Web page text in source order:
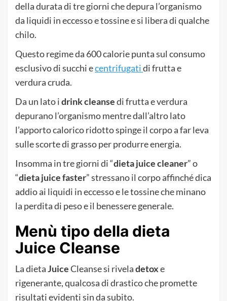
della durata di tre giorni che depura l’organismo
da liquidi in eccesso e tossine e si libera di qualche
chilo.
Questo regime da 600 calorie punta sul consumo
esclusivo di succhi ecentrifugatidi frutta e
verdura cruda.
Da un lato idrink cleansedi frutta e verdura
depurano l’organismo mentre dall’altro lato
l’apporto calorico ridotto spinge il corpo a far leva
sulle scorte di grasso per produrre energia.
Insomma in tre giorni di “dietajuice cleaner” o
“dieta juice faster” stressano il corpo affinché dica
addio ai liquidi in eccesso e le tossine che minano
la perdita di peso e il benessere generale.
Menù tipo della dieta
Juice Cleanse
La dietaJuiceCleanse si riveladetoxe
rigenerante, qualcosa di drastico che promette
risultati evidenti sin da subito.